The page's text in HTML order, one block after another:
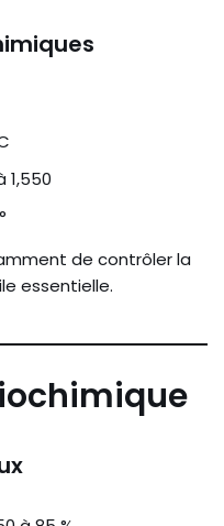
1,550
de contrôler la
essentielle.